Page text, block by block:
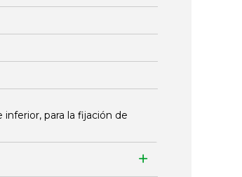
para la fijación de